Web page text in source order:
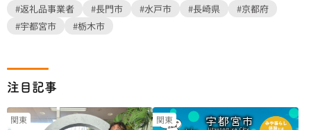
#返礼品事業者
#長門市 #水戸市 #長崎県
#京都府
#宇都宮市
#栃木市
注目記事
関東 関東